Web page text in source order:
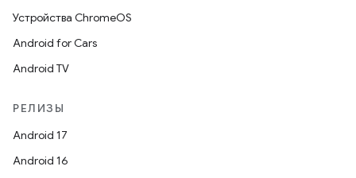
Устройства ChromeOS
Android for Cars
Android TV
РЕЛИЗЫ
Android 17
Android 16